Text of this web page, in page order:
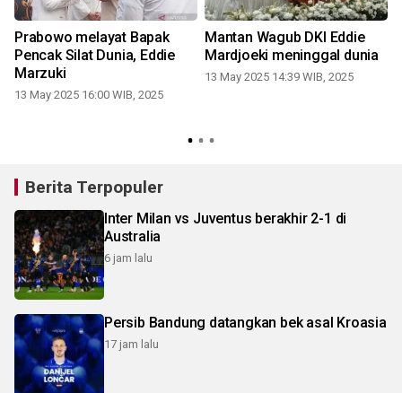
Prabowo melayat Bapak
Pencak Silat Dunia, Eddie
Marzuki
13 May 2025 16:00 WIB, 2025
Mantan Wagub DKI Eddie
Mardjoeki meninggal dunia
13 May 2025 14:39 WIB, 2025
Berita Terpopuler
Inter Milan vs Juventus berakhir 2-1 di
Australia
6 jam lalu
Persib Bandung datangkan bek asal Kroasia
17 jam lalu